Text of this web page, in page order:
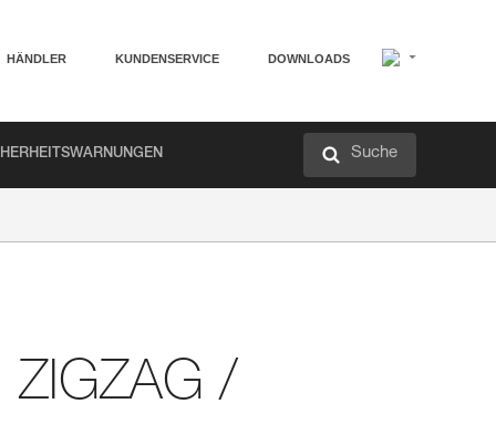
HÄNDLER KUNDENSERVICE DOWNLOADS
Suche
ZIGZAG /